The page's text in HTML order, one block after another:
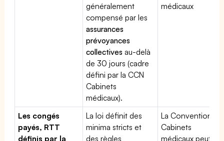
généralement
compensé par les
assurances
prévoyances
collectives au-delà
de 30 jours (cadre
défini par la CCN
Cabinets
médicaux).
médicaux
Les congés
payés, RTT
définis par la
La loi définit des
minima stricts et
des règles
La Convention
Cabinets
médicaux peut